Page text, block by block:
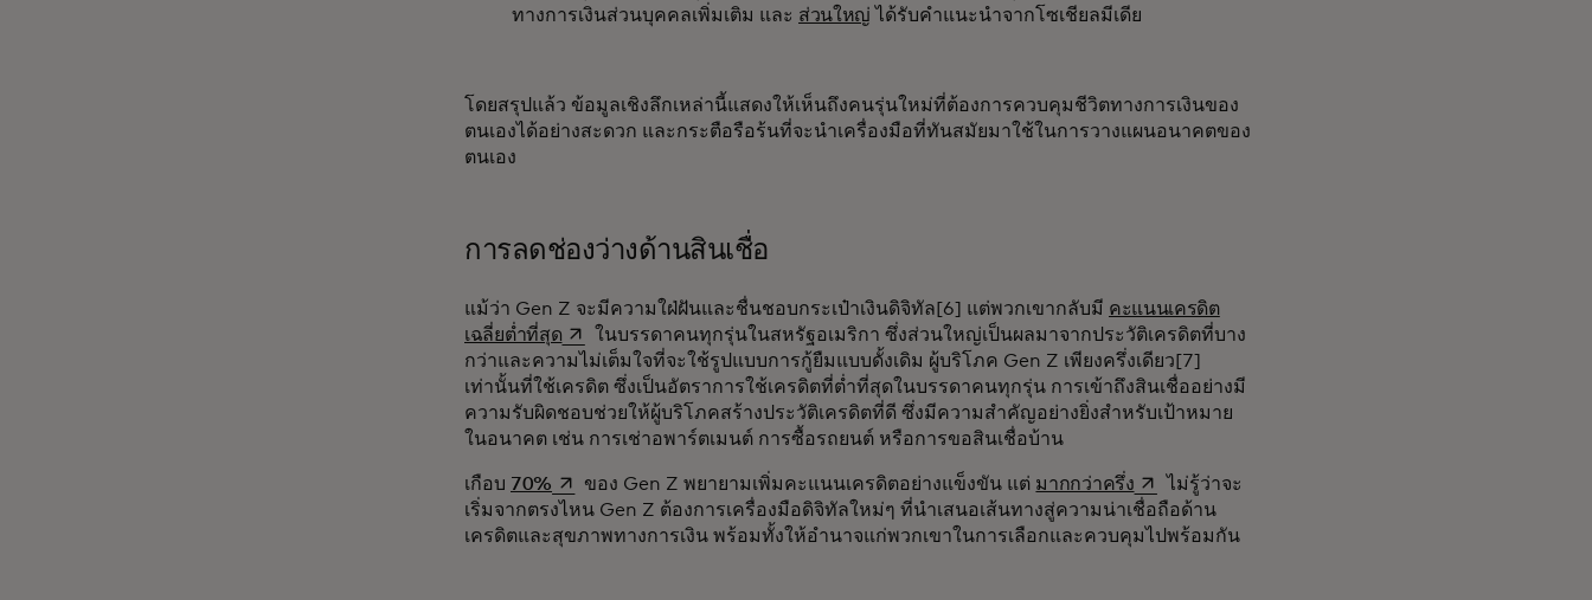
ทางการเงินส่วนบุคคลเพิ่มเติม และ ส่วนใหญ่ ได้รับคำแนะนำจากโซเชียลมีเดีย
โดยสรุปแล้ว ข้อมูลเชิงลึกเหล่านี้แสดงให้เห็นถึงคนรุ่นใหม่ที่ต้องการควบคุมชีวิตทางการเงินของ
ตนเองได้อย่างสะดวก และกระตือรือร้นที่จะนำเครื่องมือที่ทันสมัยมาใช้ในการวางแผนอนาคตของ
ตนเอง
การลดช่องว่างด้านสินเชื่อ
แม้ว่า Gen Z จะมีความใฝ่ฝันและชื่นชอบกระเป๋าเงินดิจิทัล[6] แต่พวกเขากลับมี คะแนนเครดิต
เฉลี่ยต่ำที่สุดopens in a new tab
ในบรรดาคนทุกรุ่นในสหรัฐอเมริกา ซึ่งส่วนใหญ่เป็นผลมาจากประวัติเครดิตที่บาง
กว่าและความไม่เต็มใจที่จะใช้รูปแบบการกู้ยืมแบบดั้งเดิม ผู้บริโภค Gen Z เพียงครึ่งเดียว[7]
เท่านั้นที่ใช้เครดิต ซึ่งเป็นอัตราการใช้เครดิตที่ต่ำที่สุดในบรรดาคนทุกรุ่น การเข้าถึงสินเชื่ออย่างมี
ความรับผิดชอบช่วยให้ผู้บริโภคสร้างประวัติเครดิตที่ดี ซึ่งมีความสำคัญอย่างยิ่งสำหรับเป้าหมาย
ในอนาคต เช่น การเช่าอพาร์ตเมนต์ การซื้อรถยนต์ หรือการขอสินเชื่อบ้าน
เกือบ 70% opens in a new tab
ของ Gen Z พยายามเพิ่มคะแนนเครดิตอย่างแข็งขัน แต่ มากกว่าครึ่งopens in a new tab
ไม่รู้ว่าจะ
เริ่มจากตรงไหน Gen Z ต้องการเครื่องมือดิจิทัลใหม่ๆ ที่นําเสนอเส้นทางสู่ความน่าเชื่อถือด้าน
เครดิตและสุขภาพทางการเงิน พร้อมทั้งให้อํานาจแก่พวกเขาในการเลือกและควบคุมไปพร้อมกัน